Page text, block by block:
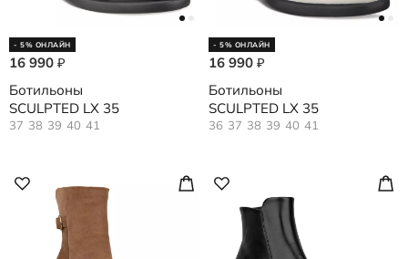
- 5% ОНЛАЙН
16 990 ₽
Ботильоны
SCULPTED LX 35
37 38 39 40 41
- 5% ОНЛАЙН
16 990 ₽
Ботильоны
SCULPTED LX 35
36 37 38 39 40 41